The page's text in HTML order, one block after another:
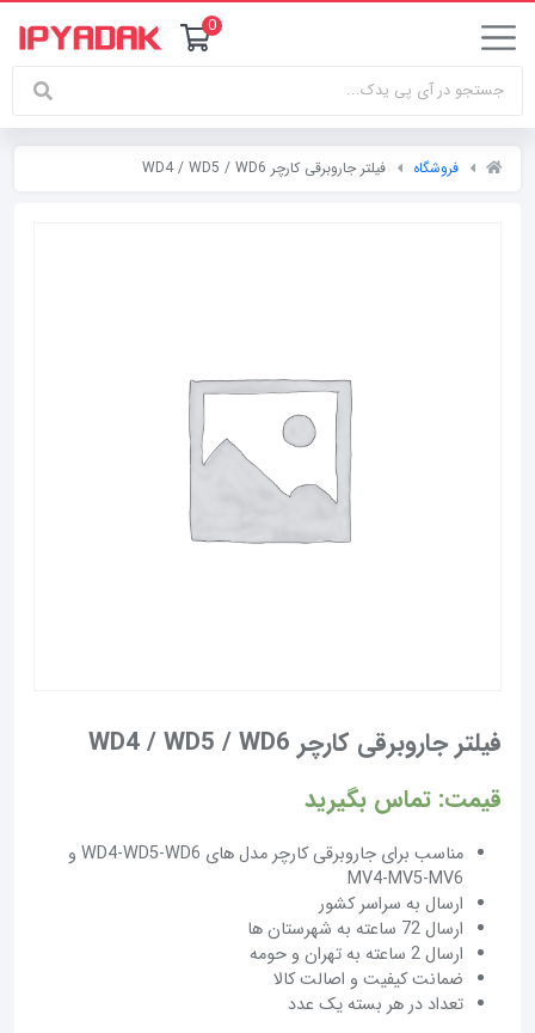
0
فروشگاه فیلتر جاروبرقی کارچر WD4 / WD5 / WD6
فیلتر جاروبرقی کارچر WD4 / WD5 / WD6
قیمت: تماس بگیرید
مناسب برای جاروبرقی کارچر مدل های WD4-WD5-WD6 و
MV4-MV5-MV6
ارسال به سراسر کشور
ارسال 72 ساعته به شهرستان ها
ارسال 2 ساعته به تهران و حومه
ضمانت کیفیت و اصالت کالا
تعداد در هر بسته یک عدد